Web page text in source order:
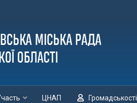
ЦНАП Громадськості